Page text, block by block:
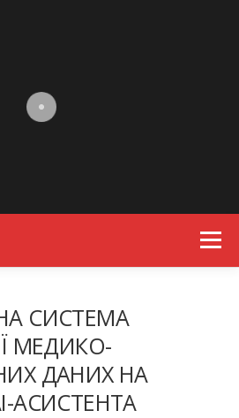
Menu
СИСТЕМА
МЕДИКО-
ДАНИХ НА
АСИСТЕНТА